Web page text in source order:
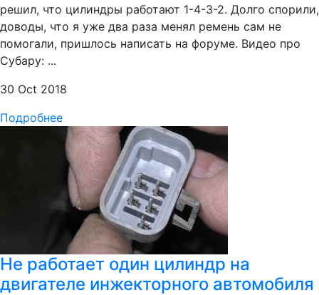
решил, что цилиндры работают 1-4-3-2. Долго спорили,
доводы, что я уже два раза менял ремень сам не
помогали, пришлось написать на форуме. Видео про
Субару: ...
30 Oct 2018
Подробнее
Не работает один цилиндр на
двигателе инжекторного автомобиля